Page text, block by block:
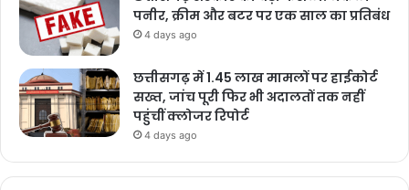
पनीर, क्रीम और बटर पर एक साल का प्रतिबंध
4 days ago
छत्तीसगढ़ में 1.45 लाख मामलों पर हाईकोर्ट
सख्त, जांच पूरी फिर भी अदालतों तक नहीं
पहुंचीं क्लोजर रिपोर्ट
4 days ago